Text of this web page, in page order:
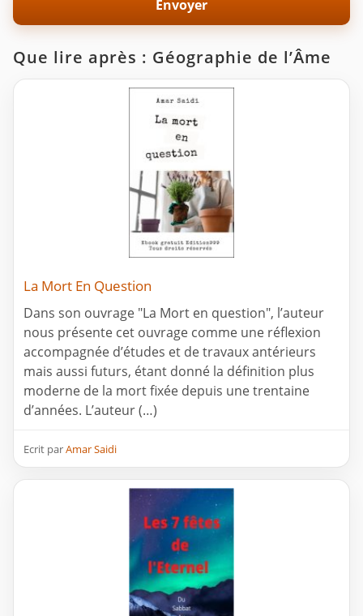
Que lire après : Géographie de l’Âme
La Mort En Question
Dans son ouvrage "La Mort en question", l’auteur
nous présente cet ouvrage comme une réflexion
accompagnée d’études et de travaux antérieurs
mais aussi futurs, étant donné la définition plus
moderne de la mort fixée depuis une trentaine
d’années. L’auteur (…)
Ecrit parAmar Saidi